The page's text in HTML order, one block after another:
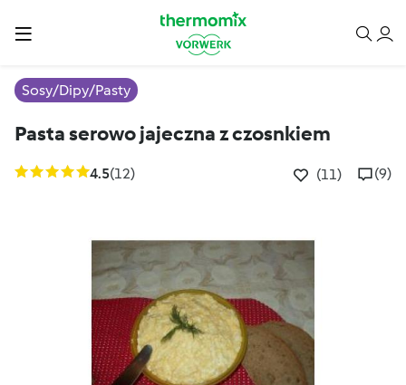
Sosy/Dipy/Pasty
Pasta serowo jajeczna z czosnkiem
4.5(12) (11) (9)